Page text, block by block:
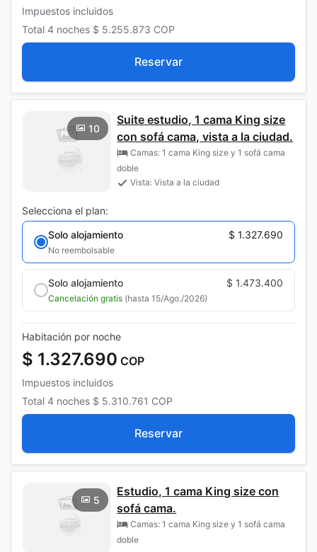
Impuestos incluidos
Total 4 noches $ 5.255.873 COP
Reservar
10
Suite estudio, 1 cama King size
con sofá cama, vista a la ciudad.
Camas: 1 cama King size y 1 sofá cama
doble
Vista: Vista a la ciudad
Selecciona el plan:
Solo alojamiento
$ 1.327.690
No reembolsable
Solo alojamiento $ 1.473.400
Cancelación gratis (hasta 15/Ago./2026)
Habitación por noche
$ 1.327.690 COP
Impuestos incluidos
Total 4 noches $ 5.310.761 COP
Reservar
5
Estudio, 1 cama King size con
sofá cama.
Camas: 1 cama King size y 1 sofá cama
doble